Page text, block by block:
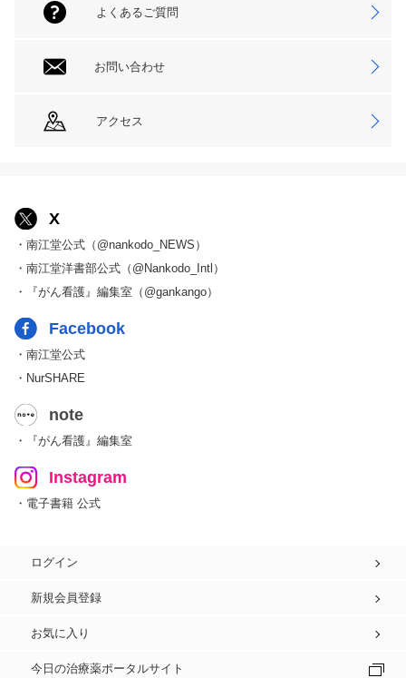
よくあるご質問
お問い合わせ
アクセス
X
・南江堂公式（@nankodo_NEWS）
・南江堂洋書部公式（@Nankodo_Intl）
・『がん看護』編集室（@gankango）
Facebook
・南江堂公式
・NurSHARE
note
・『がん看護』編集室
Instagram
・電子書籍 公式
ログイン
新規会員登録
お気に入り
今日の治療薬ポータルサイト